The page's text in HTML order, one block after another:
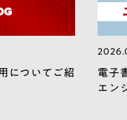
についてご紹
電子
エン